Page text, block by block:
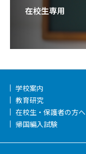
在校生専用
学校案内
教育研究
在校生・保護者の方へ
帰国編入試験